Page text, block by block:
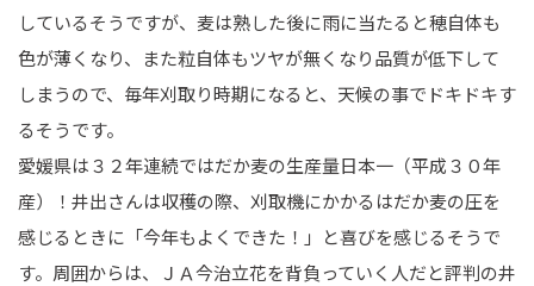
しているそうですが、麦は熟した後に雨に当たると穂自体も
色が薄くなり、また粒自体もツヤが無くなり品質が低下して
しまうので、毎年刈取り時期になると、天候の事でドキドキす
るそうです。
愛媛県は３２年連続ではだか麦の生産量日本一（平成３０年
産）！井出さんは収穫の際、刈取機にかかるはだか麦の圧を
感じるときに「今年もよくできた！」と喜びを感じるそうで
す。周囲からは、ＪＡ今治立花を背負っていく人だと評判の井